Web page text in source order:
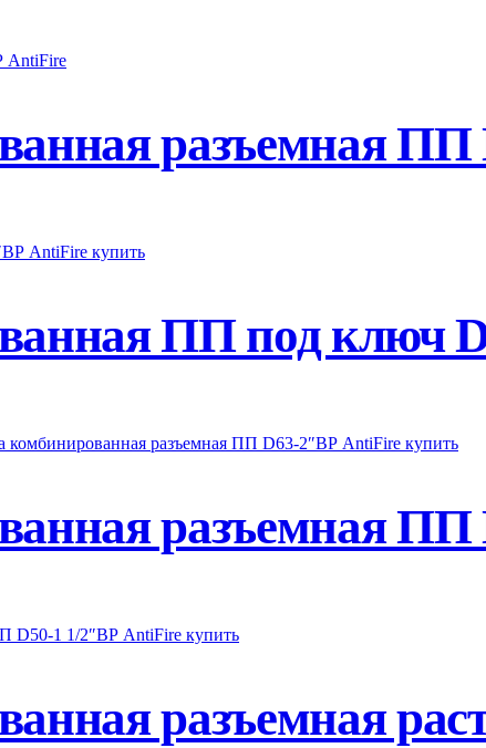
разъемная
ПП под ключ
разъемная
разъемная